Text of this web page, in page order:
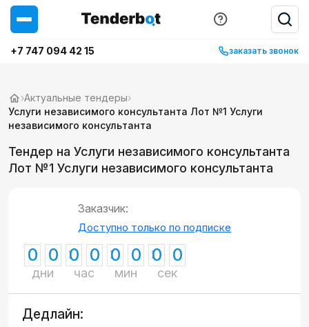
+7 747 094 42 15 заказать звонок
›Актуальные тендеры›
Услуги независимого консультанта Лот №1 Услуги
независимого консультанта
Тендер на Услуги независимого консультанта
Лот №1 Услуги независимого консультанта
Заказчик:
Доступно только по подписке
0 0
дни
0 0
час
0 0
мин
0 0
сек
Дедлайн: